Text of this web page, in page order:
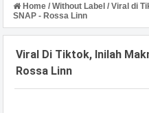
Home / Without Label / Viral di
SNAP - Rossa Linn
Viral Di Tiktok, Inilah
Rossa Linn